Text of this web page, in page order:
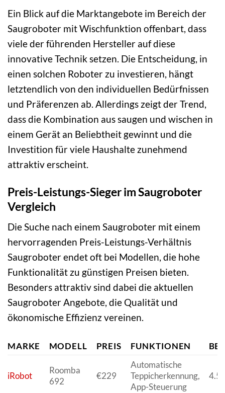
Ein Blick auf die Marktangebote im Bereich der
Saugroboter mit Wischfunktion offenbart, dass
viele der führenden Hersteller auf diese
innovative Technik setzen. Die Entscheidung, in
einen solchen Roboter zu investieren, hängt
letztendlich von den individuellen Bedürfnissen
und Präferenzen ab. Allerdings zeigt der Trend,
dass die Kombination aus saugen und wischen in
einem Gerät an Beliebtheit gewinnt und die
Investition für viele Haushalte zunehmend
attraktiv erscheint.
Preis-Leistungs-Sieger im Saugroboter
Vergleich
Die Suche nach einem Saugroboter mit einem
hervorragenden Preis-Leistungs-Verhältnis
Saugroboter endet oft bei Modellen, die hohe
Funktionalität zu günstigen Preisen bieten.
Besonders attraktiv sind dabei die aktuellen
Saugroboter Angebote, die Qualität und
ökonomische Effizienz vereinen.
MARKE MODELL PREIS FUNKTIONEN
iRobot
Roomba
692
€229
Automatische
Teppicherkennung,
App-Steuerung